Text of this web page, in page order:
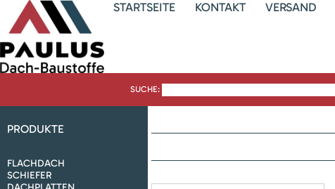
STARTSEITE KONTAKT VERSAND
SUCHE:
PRODUKTE
FLACHDACH
SCHIEFER